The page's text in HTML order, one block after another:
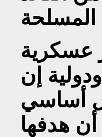
عسكرية
إن
أساسي
هدفها